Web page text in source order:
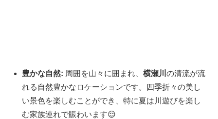
豊かな自然: 周囲を山々に囲まれ、横瀬川の清流が流
れる自然豊かなロケーションです。四季折々の美し
い景色を楽しむことができ、特に夏は川遊びを楽し
む家族連れで賑わいます😌